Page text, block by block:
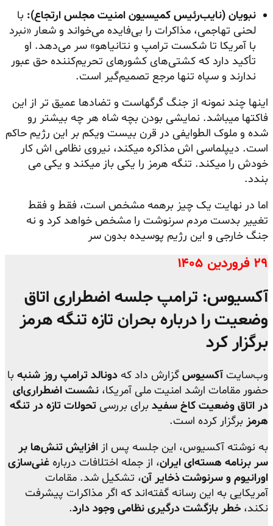
نبویان (نایبرئیس کمیسیون امنیت مجلس ارتجاع): با
لحنی تهاجمی، مذاکرات را بی‌فایده می‌خواند و شعار «نبرد
با آمریکا تا شکست ترامپ و نتانیاهو» سر می‌دهد. او
تأکید دارد که کشتی‌های کشورهای تحریم‌کننده حق عبور
ندارند و سپاه تنها مرجع تصمیم‌گیر است.
اینها چند نمونه از جنگ گرگهاست و تضادها عمیق تر از این
فاکتها میباشد. نمایشی بودن بچه شاه هر چه بیشتر رو
شده و ملوک الطوایفی در قرن بیست ویکم بر این رژیم حاکم
است. دیپلماسی اش مذاکره میکند، نیروی نظامی اش کار
خودش را میکند. تنگه هرمز را یکی باز میکند و یکی می
بندد.
اما در نهایت یک چیز برهمه مشخص است، فقط و فقط
تغییر بدست مردم سرنوشت را مشخص خواهد کرد و نه
جنگ خارجی و این رژیم پوسیده بدون سر
۲۹ فروردین ۱۴۰۵
آکسیوس: ترامپ جلسه اضطراری اتاق
وضعیت را درباره بحران تازه تنگه هرمز
برگزار کرد
وب‌سایت آکسیوس گزارش داد که دونالد ترامپ روز شنبه با
حضور مقامات ارشد امنیت ملی آمریکا، نشست اضطراری‌ای
در اتاق وضعیت کاخ سفید برای بررسی تحولات تازه در تنگه
هرمز برگزار کرده است.
به نوشته آکسیوس، این جلسه پس از افزایش تنش‌ها بر
سر برنامه هسته‌ای ایران، از جمله اختلافات درباره غنی‌سازی
اورانیوم و سرنوشت ذخایر آن، تشکیل شد. مقامات
آمریکایی به این رسانه گفته‌اند که اگر مذاکرات پیشرفت
نکند، خطر بازگشت درگیری نظامی وجود دارد.